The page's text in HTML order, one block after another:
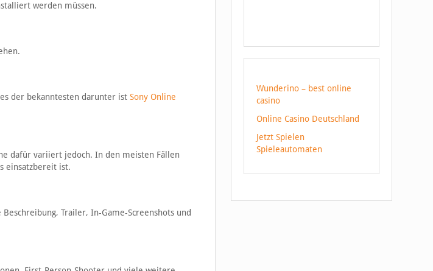
werden müssen.
der bekanntesten darunter ist Sony Online
dafür variiert jedoch. In den meisten Fällen
einsatzbereit ist.
Trailer, In-Game-Screenshots und
Wunderino – best online
casino
Online Casino Deutschland
Jetzt Spielen
Spieleautomaten